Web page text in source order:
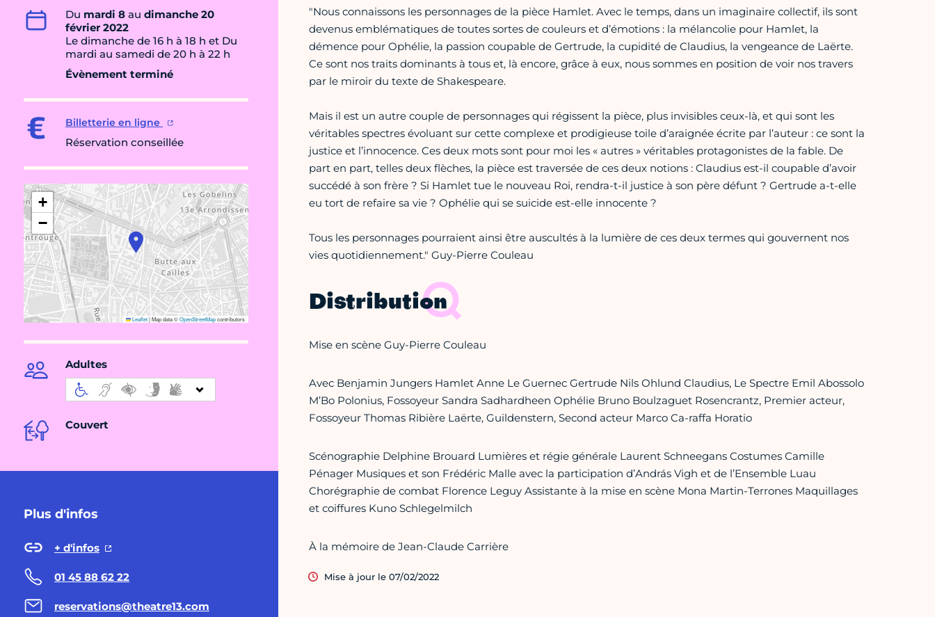
Du mardi 8 au dimanche 20
février 2022
Le dimanche de 16 h à 18 h et Du
mardi au samedi de 20 h à 22 h
Évènement terminé
Billetterie en ligne
Réservation conseillée
+
−
Leaflet|Map data ©OpenStreetMapcontributors
Adultes
Couvert
Plus d'infos
+ d'infos
01 45 88 62 22
reservations@theatre13.com
"Nous connaissons les personnages de la pièce Hamlet. Avec le temps, dans un imaginaire collectif, ils sont
devenus emblématiques de toutes sortes de couleurs et d’émotions : la mélancolie pour Hamlet, la
démence pour Ophélie, la passion coupable de Gertrude, la cupidité de Claudius, la vengeance de Laërte.
Ce sont nos traits dominants à tous et, là encore, grâce à eux, nous sommes en position de voir nos travers
par le miroir du texte de Shakespeare.
Mais il est un autre couple de personnages qui régissent la pièce, plus invisibles ceux-là, et qui sont les
véritables spectres évoluant sur cette complexe et prodigieuse toile d’araignée écrite par l’auteur : ce sont la
justice et l’innocence. Ces deux mots sont pour moi les « autres » véritables protagonistes de la fable. De
part en part, telles deux flèches, la pièce est traversée de ces deux notions : Claudius est-il coupable d’avoir
succédé à son frère ? Si Hamlet tue le nouveau Roi, rendra-t-il justice à son père défunt ? Gertrude a-t-elle
eu tort de refaire sa vie ? Ophélie qui se suicide est-elle innocente ?
Tous les personnages pourraient ainsi être auscultés à la lumière de ces deux termes qui gouvernent nos
vies quotidiennement." Guy-Pierre Couleau
Distribution
Mise en scène Guy-Pierre Couleau
Avec Benjamin Jungers Hamlet Anne Le Guernec Gertrude Nils Ohlund Claudius, Le Spectre Emil Abossolo
M’Bo Polonius, Fossoyeur Sandra Sadhardheen Ophélie Bruno Boulzaguet Rosencrantz, Premier acteur,
Fossoyeur Thomas Ribière Laërte, Guildenstern, Second acteur Marco Ca-raffa Horatio
Scénographie Delphine Brouard Lumières et régie générale Laurent Schneegans Costumes Camille
Pénager Musiques et son Frédéric Malle avec la participation d’András Vigh et de l’Ensemble Luau
Chorégraphie de combat Florence Leguy Assistante à la mise en scène Mona Martin-Terrones Maquillages
et coiffures Kuno Schlegelmilch
À la mémoire de Jean-Claude Carrière
Mise à jour le 07/02/2022